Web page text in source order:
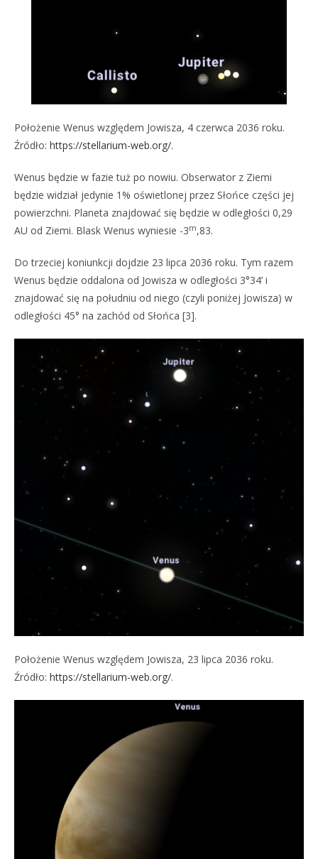
Położenie Wenus względem Jowisza, 4 czerwca 2036 roku.
Źródło: https://stellarium-web.org/.
Wenus będzie w fazie tuż po nowiu. Obserwator z Ziemi
będzie widział jedynie 1% oświetlonej przez Słońce części jej
powierzchni. Planeta znajdować się będzie w odległości 0,29
AU od Ziemi. Blask Wenus wyniesie -3m,83.
Do trzeciej koniunkcji dojdzie 23 lipca 2036 roku. Tym razem
Wenus będzie oddalona od Jowisza w odległości 3°34’ i
znajdować się na południu od niego (czyli poniżej Jowisza) w
odległości 45° na zachód od Słońca [3].
Położenie Wenus względem Jowisza, 23 lipca 2036 roku.
Źródło: https://stellarium-web.org/.